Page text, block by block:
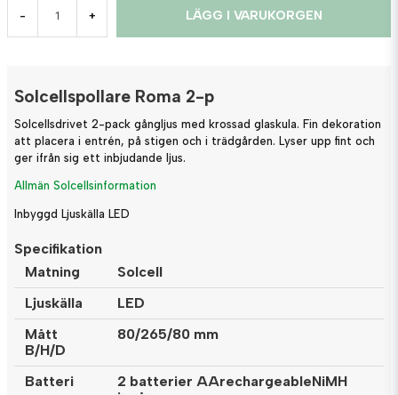
- + LÄGG I VARUKORGEN
Solcellspollare Roma 2-p
Solcellsdrivet 2-pack gångljus med krossad glaskula. Fin dekoration
att placera i entrén, på stigen och i trädgården. Lyser upp fint och
ger ifrån sig ett inbjudande ljus.
Allmän Solcellsinformation
Inbyggd Ljuskälla LED
Specifikation
Matning
Solcell
Ljuskälla
LED
Mått
B/H/D
80/265/80 mm
Batteri
2 batterier AArechargeableNiMH